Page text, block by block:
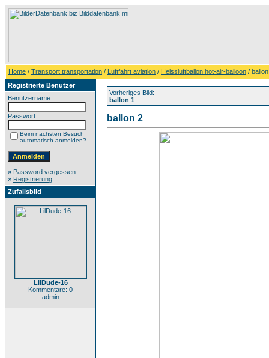
Home / Transport transportation / Luftfahrt aviation / Heissluftballon hot-air-balloon /
Registrierte Benutzer
Benutzername:
Passwort:
Beim nächsten Besuch
automatisch anmelden?
» Password vergessen
» Registrierung
Zufallsbild
LilDude-16
Kommentare: 0
admin
Vorheriges Bild:
ballon 1
ballon 2